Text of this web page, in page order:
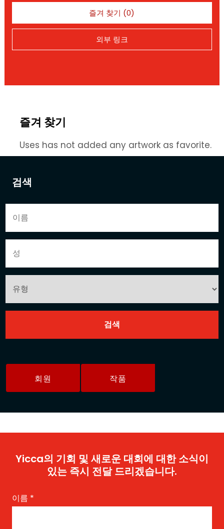
검색
회원 작품
즐겨 찾기 (0)
외부 링크
즐겨 찾기
Uses has not added any artwork as favorite.
Yicca의 기회 및 새로운 대회에 대한 소식이
있는 즉시 전달 드리겠습니다.
이름 *